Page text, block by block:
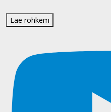
Lae rohkem